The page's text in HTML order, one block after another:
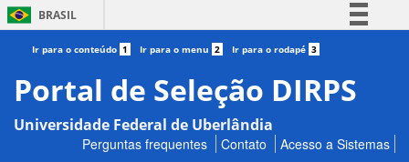
BRASIL
Simplifique!
Participe
Acesso à informação
Legislação
Ir para o conteúdo 1 Ir para o menu 2 Ir para o rodapé 3
Portal de Seleção DIRPS
Universidade Federal de Uberlândia
Perguntas frequentes Contato Acesso a Sistemas